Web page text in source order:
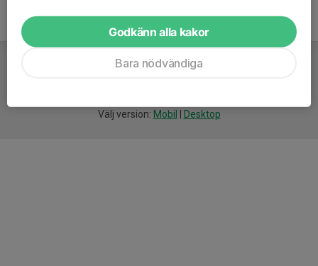
Välj version: Mobil Desktop
Godkänn alla kakor
Bara nödvändiga